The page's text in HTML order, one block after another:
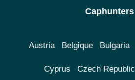
Caphunters
Austria Belgique Bulgaria
Cyprus Czech Republic